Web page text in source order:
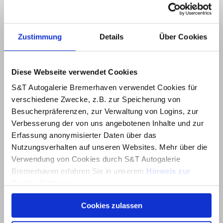
Zustimmung Details Über Cookies
Diese Webseite verwendet Cookies
S&T Autogalerie Bremerhaven verwendet Cookies für
verschiedene Zwecke, z.B. zur Speicherung von
Besucherpräferenzen, zur Verwaltung von Logins, zur
Verbesserung der von uns angebotenen Inhalte und zur
Erfassung anonymisierter Daten über das
Nutzungsverhalten auf unseren Websites. Mehr über die
Verwendung von Cookies durch S&T Autogalerie
Bremerhaven erfahren Sie in unserem Hinweis zur
Über dieses Banner können Sie auswählen, welche
Cookies von dieser Website Sie akzeptieren möchten.
Cookies zulassen